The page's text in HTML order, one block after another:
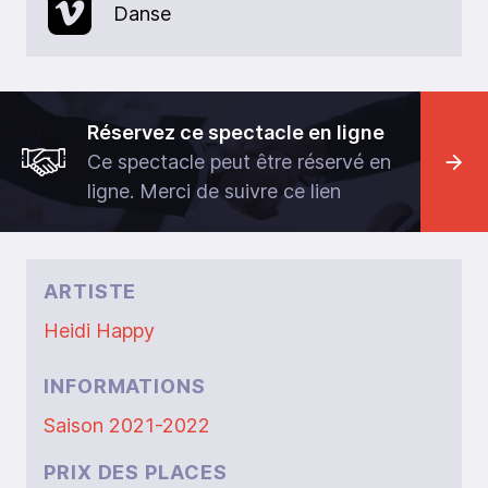
Danse
Réservez ce spectacle en ligne
Ce spectacle peut être réservé en
ligne. Merci de suivre ce lien
ARTISTE
Heidi Happy
INFORMATIONS
Saison 2021-2022
PRIX DES PLACES